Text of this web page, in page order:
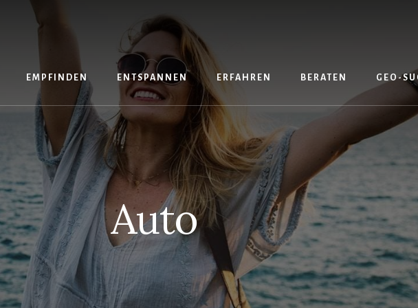
EMPFINDEN ENTSPANNEN ERFAHREN BERATEN GEO-
Auto